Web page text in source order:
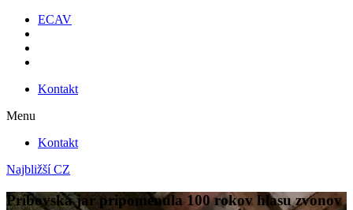
ECAV
Kontakt
Menu
Kontakt
Najbližší CZ
Príbovská jar pripomenula 100 rokov hlasu zvonov